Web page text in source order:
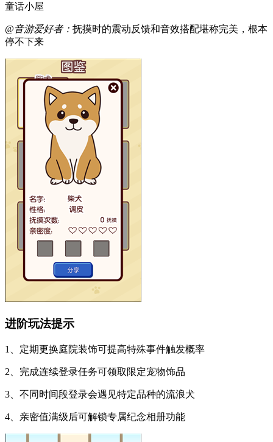
童话小屋
@音游爱好者： 抚摸时的震动反馈和音效搭配堪称完美，根本
停不下来
进阶玩法提示
1、定期更换庭院装饰可提高特殊事件触发概率
2、完成连续登录任务可领取限定宠物饰品
3、不同时间段登录会遇见特定品种的流浪犬
4、亲密值满级后可解锁专属纪念相册功能